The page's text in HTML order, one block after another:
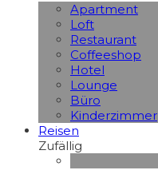
Apart­ment
Loft
Restaurant
Coffeeshop
Hotel
Lounge
Büro
Kinderzimmer
Reisen
Zufällig